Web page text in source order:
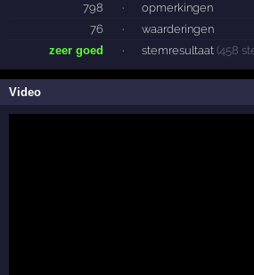
798
·
opmerkingen
76
·
waarderingen
zeer goed
· stemresultaat (458
Video